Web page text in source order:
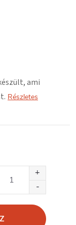
ami
Részletes